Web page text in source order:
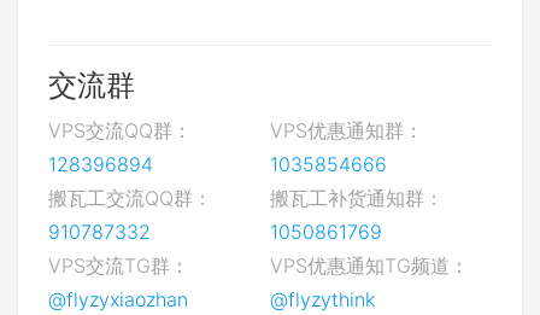
交流群
VPS交流QQ群：
128396894
VPS优惠通知群：
1035854666
搬瓦工交流QQ群：
910787332
搬瓦工补货通知群：
1050861769
VPS交流TG群：
@flyzyxiaozhan
VPS优惠通知TG频道：
@flyzythink